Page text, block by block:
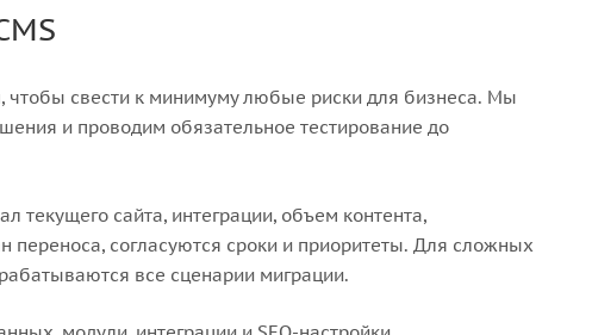
свести к минимуму любые риски для бизнеса. Мы
и проводим обязательное тестирование до
текущего сайта, интеграции, объем контента,
согласуются сроки и приоритеты. Для сложных
все сценарии миграции.